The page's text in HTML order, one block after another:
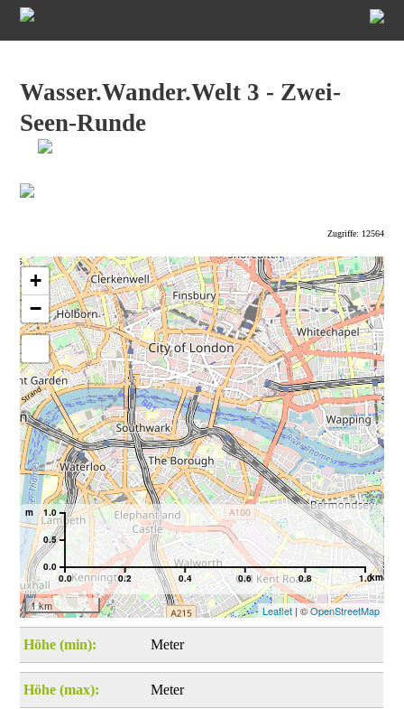
Wasser.Wander.Welt 3 - Zwei-
Seen-Runde
Zugriffe: 12564
+
−
0.0 0.2 0.4 0.6 0.8 1.0km
0.0
0.5
1.0
m
1 km Leaflet| ©OpenStreetMap
Höhe (min): Meter
Höhe (max): Meter